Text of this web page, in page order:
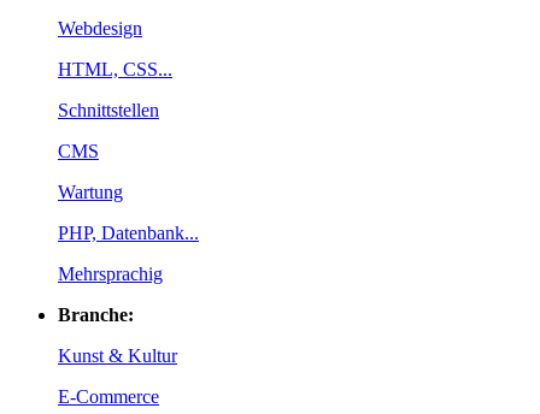
Webdesign
HTML, CSS...
Schnittstellen
CMS
Wartung
PHP, Datenbank...
Mehrsprachig
Branche:
Kunst & Kultur
E-Commerce